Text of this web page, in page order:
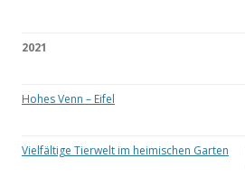
2021
Hohes Venn – Eifel
Vielfältige Tierwelt im heimischen Garten